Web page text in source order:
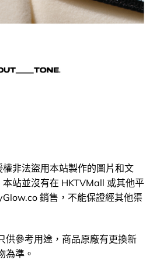
非法盜用本站製作的圖片和文
站並沒有在 HKTVMall 或其他平
銷售，不能保證經其他渠
供參考用途，商品原廠有更換新
為準。